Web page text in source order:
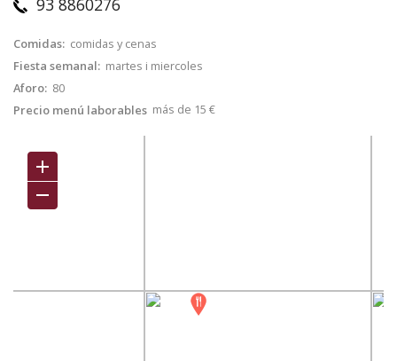
Comidas: comidas y cenas
Fiesta semanal: martes i miercoles
Aforo: 80
Precio menú laborables más de 15 €